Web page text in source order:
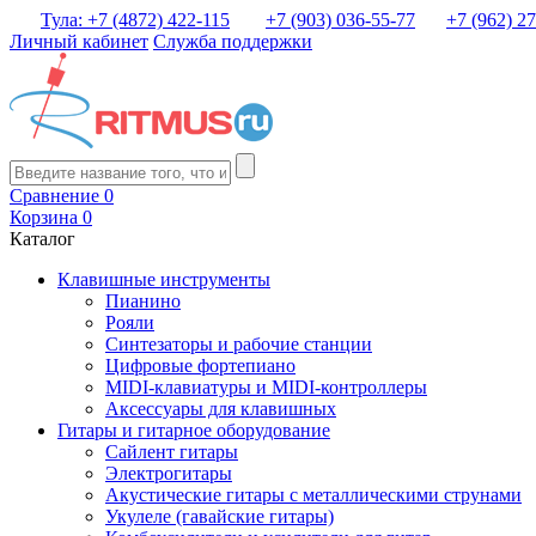
Тула: +7 (4872) 422-115 +7 (903) 036-55-77
+7 (962)
Личный кабинет Служба поддержки
Сравнение 0
Корзина 0
Каталог
Клавишные инструменты
Пианино
Рояли
Синтезаторы и рабочие станции
Цифровые фортепиано
MIDI-клавиатуры и MIDI-контроллеры
Аксессуары для клавишных
Гитары и гитарное оборудование
Сайлент гитары
Электрогитары
Акустические гитары с металлическими струнами
Укулеле (гавайские гитары)